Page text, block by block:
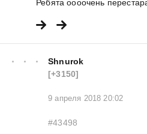
Ребята оооочень
Shnurok
[+3150]
9 апреля 2018 20:02
#43498